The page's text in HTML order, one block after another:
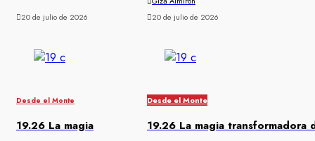
20 de julio de 2026
Desde el Monte
19.26 La magia
20 de julio de 2026
Desde el Monte
19.26 La magia transformadora